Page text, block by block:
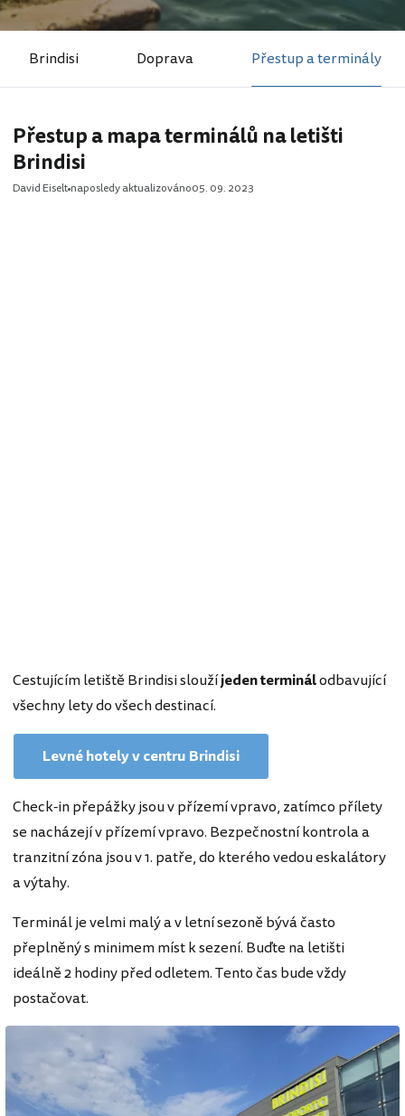
Brindisi Doprava Přestup a terminály
Přestup a mapa terminálů na letišti
Brindisi
David Eiselt naposledy aktualizováno05. 09. 2023
Cestujícím letiště Brindisi sloužíjeden terminálodbavující
všechny lety do všech destinací.
Levné hotely v centru Brindisi
Check-in přepážky jsou v přízemí vpravo, zatímco přílety
se nacházejí v přízemí vpravo. Bezpečnostní kontrola a
tranzitní zóna jsou v 1. patře, do kterého vedou eskalátory
a výtahy.
Terminál je velmi malý a v letní sezoně bývá často
přeplněný s minimem míst k sezení. Buďte na letišti
ideálně 2 hodiny před odletem. Tento čas bude vždy
postačovat.